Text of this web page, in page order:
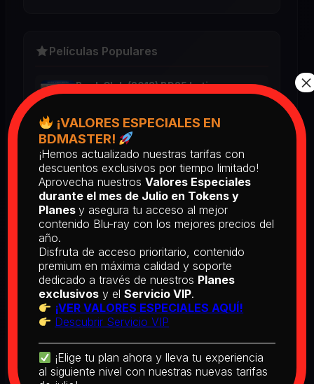
Películas Populares
Book Club (2018) BD25 Latino
Return of the Living Dead: Part II
(1988) BD25 Latino
2025
Earth [Criterion Collection] (1976)
BD25 Subtitulado
2026
[PEDIDO] Boogie Nights (1997) BD25
2026
¡VALORES ESPECIALES EN
BDMASTER!
¡Hemos actualizado nuestras tarifas con
descuentos exclusivos por tiempo limitado!
Aprovecha nuestros Valores Especiales
durante el mes de Julio en Tokens y
Planes y asegura tu acceso al mejor
contenido Blu-ray con los mejores precios del
año.
Disfruta de acceso prioritario, contenido
premium en máxima calidad y soporte
dedicado a través de nuestros Planes
exclusivos y el Servicio VIP.
¡VER VALORES ESPECIALES AQUÍ!
Descubrir Servicio VIP
¡Elige tu plan ahora y lleva tu experiencia
al siguiente nivel con nuestras nuevas tarifas
×